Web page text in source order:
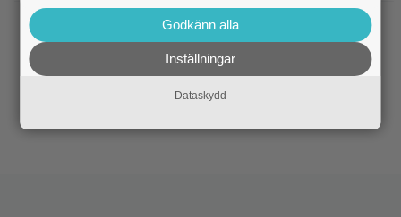
TV-tips
Undvik på tv: 2019 kom en skrämmande
dålig film – som fick fyra värdelösa uppföljare
klassiker blev en jättesuccé – 97% på Rotten
Godkänn alla
Inställningar
Dataskydd